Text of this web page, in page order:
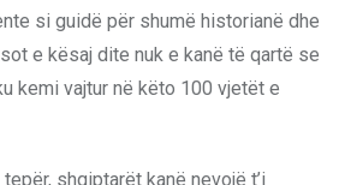
si guidë për shumë historianë dhe
e kësaj dite nuk e kanë të qartë se
kemi vajtur në këto 100 vjetët e
shqiptarët kanë nevojë t’i